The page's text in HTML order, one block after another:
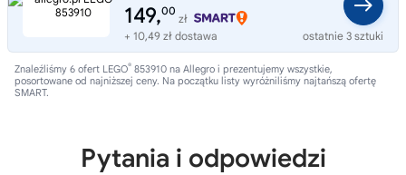
149,00
zł
+ 10,49 zł dostawa
ostatnie 3 sztuki
Znaleźliśmy 6 ofert LEGO® 853910 na Allegro i prezentujemy wszystkie,
posortowane od najniższej ceny. Na początku listy wyróżniliśmy najtańszą ofertę
SMART.
Pytania i odpowiedzi